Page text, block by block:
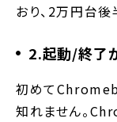
おり、2万円台
2.起動/終了
初めて
知れません。